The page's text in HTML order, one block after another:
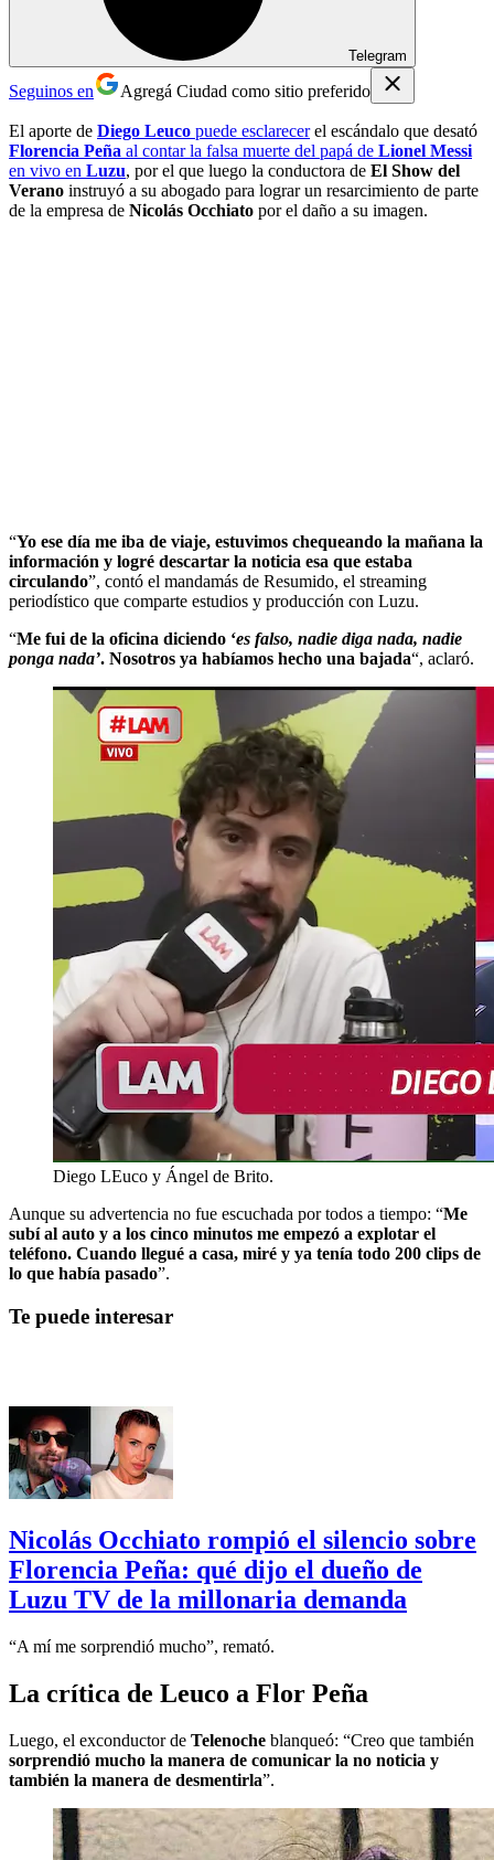
Telegram
Seguinos en Agregá Ciudad como sitio preferido
El aporte de Diego Leuco puede esclarecerel escándalo que desató
Florencia Peña al contar la falsa muerte del papá de Lionel Messi
en vivo en Luzu, por el que luego la conductora de El Show del
Verano instruyó a su abogado para lograr un resarcimiento de parte
de la empresa de Nicolás Occhiato por el daño a su imagen.
“Yo ese día me iba de viaje, estuvimos chequeando la mañana la
información y logré descartar la noticia esa que estaba
circulando”, contó el mandamás de Resumido, el streaming
periodístico que comparte estudios y producción con Luzu.
“Me fui de la oficina diciendo ‘es falso, nadie diga nada, nadie
ponga nada’. Nosotros ya habíamos hecho una bajada“, aclaró.
Diego LEuco y Ángel de Brito.
Aunque su advertencia no fue escuchada por todos a tiempo: “Me
subí al auto y a los cinco minutos me empezó a explotar el
teléfono. Cuando llegué a casa, miré y ya tenía todo 200 clips de
lo que había pasado”.
Te puede interesar
Nicolás Occhiato rompió el silencio sobre
Florencia Peña: qué dijo el dueño de
Luzu TV de la millonaria demanda
“A mí me sorprendió mucho”, remató.
La crítica de Leuco a Flor Peña
Luego, el exconductor de Telenoche blanqueó: “Creo que también
sorprendió mucho la manera de comunicar la no noticia y
también la manera de desmentirla”.